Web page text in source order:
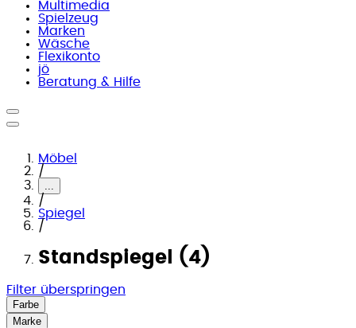
Multimedia
Spielzeug
Marken
Wäsche
Flexikonto
jö
Beratung & Hilfe
Möbel
/
...
/
Spiegel
/
Standspiegel (4)
Filter überspringen
Farbe
Marke